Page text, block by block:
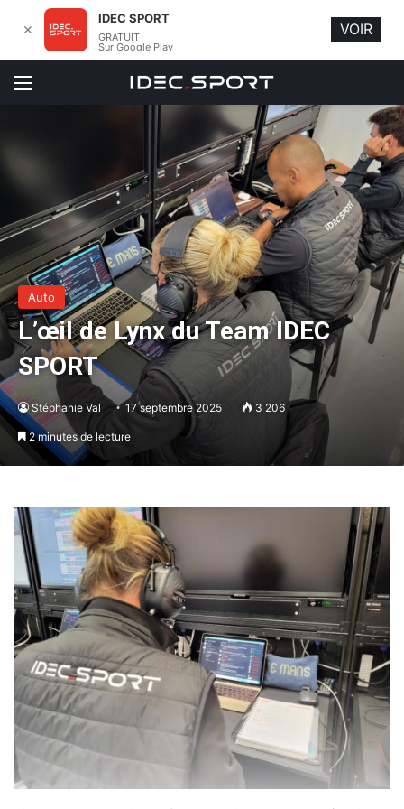
Menu
Auto
L’œil de Lynx du Team IDEC
SPORT
Stéphanie Val 17 septembre 2025 3 206
2 minutes de lecture
✕
IDEC SPORT
GRATUIT
Sur Google Play
VOIR